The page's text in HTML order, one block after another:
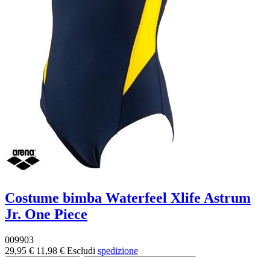
Costume bimba Waterfeel Xlife Astrum
Jr. One Piece
009903
29,95 € 11,98 € Escludi spedizione